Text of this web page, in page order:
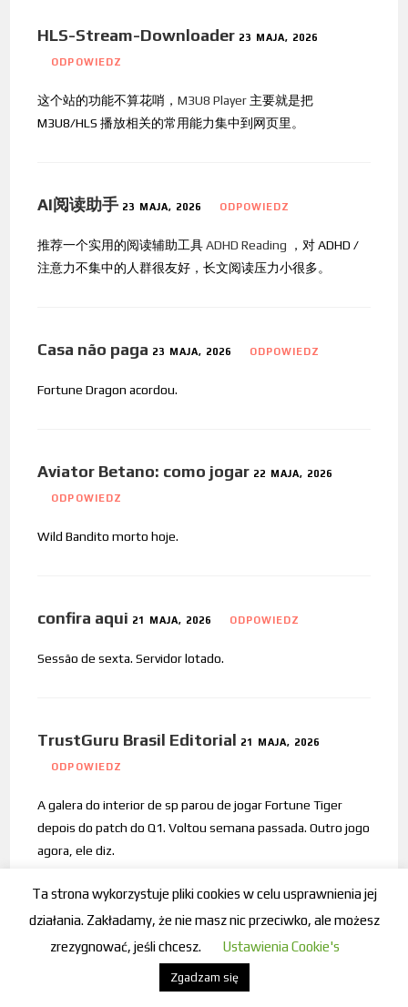
HLS-Stream-Downloader 23 MAJA, 2026
ODPOWIEDZ
这个站的功能不算花哨，M3U8 Player 主要就是把
M3U8/HLS 播放相关的常用能力集中到网页里。
AI阅读助手 23 MAJA, 2026 ODPOWIEDZ
推荐一个实用的阅读辅助工具ADHD Reading ，对 ADHD /
注意力不集中的人群很友好，长文阅读压力小很多。
Casa não paga 23 MAJA, 2026 ODPOWIEDZ
Fortune Dragon acordou.
Aviator Betano: como jogar 22 MAJA, 2026
ODPOWIEDZ
Wild Bandito morto hoje.
confira aqui 21 MAJA, 2026 ODPOWIEDZ
Sessão de sexta. Servidor lotado.
TrustGuru Brasil Editorial 21 MAJA, 2026
ODPOWIEDZ
A galera do interior de sp parou de jogar Fortune Tiger
depois do patch do Q1. Voltou semana passada. Outro jogo
agora, ele diz.
comparação de bônus de cassino
Ta strona wykorzystuje pliki cookies w celu usprawnienia jej
działania. Zakładamy, że nie masz nic przeciwko, ale możesz
zrezygnować, jeśli chcesz.
Ustawienia Cookie's
Zgadzam się